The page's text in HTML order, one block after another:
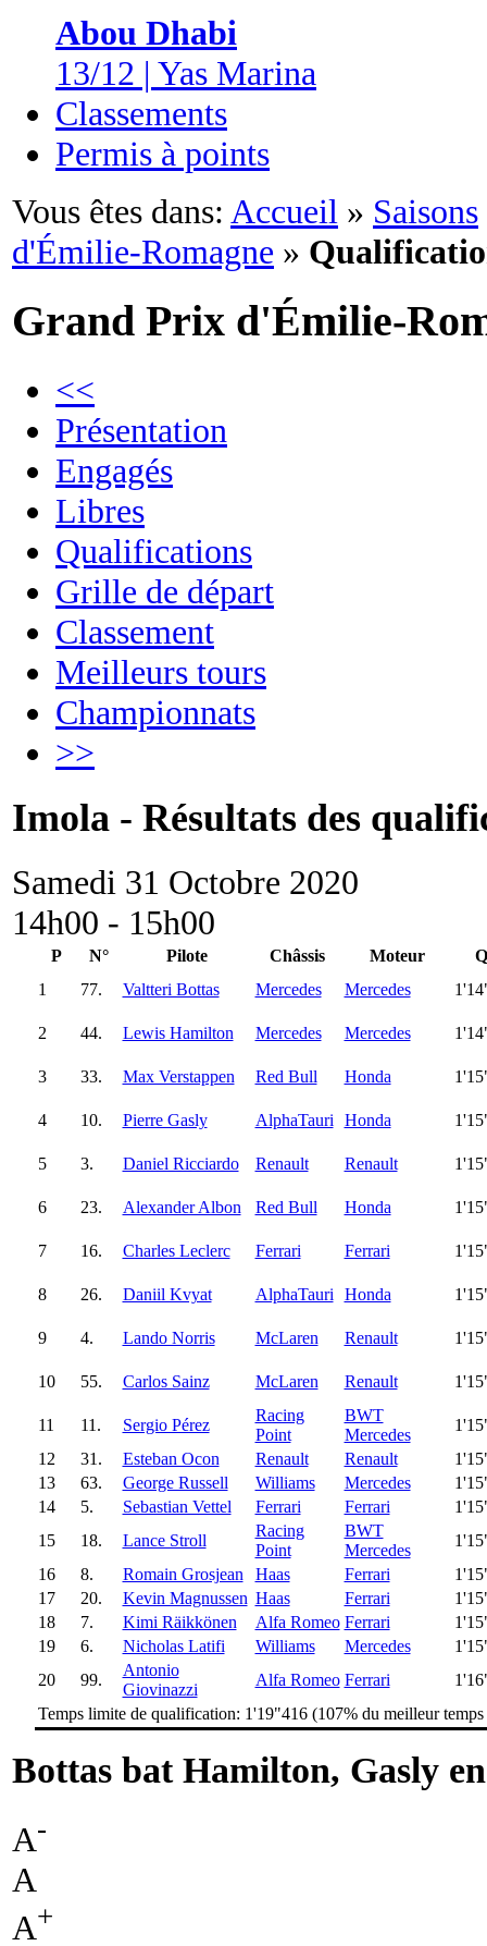
Abou Dhabi
13/12 | Yas Marina
Classements
Permis à points
Vous êtes dans: Accueil » Saisons
d'Émilie-Romagne »
Grand Prix d'Émilie-
<<
Présentation
Engagés
Libres
Qualifications
Grille de départ
Classement
Meilleurs tours
Championnats
>>
Imola - Résultats des
Samedi 31 Octobre 2020
14h00 - 15h00
P N° Pilote Châssis Moteur
1
77. Valtteri Bottas Mercedes Mercedes
2 44. Lewis Hamilton Mercedes Mercedes
3 33. Max Verstappen Red Bull Honda
4 10. Pierre Gasly AlphaTauri Honda
5 3. Daniel Ricciardo Renault Renault
6 23. Alexander Albon Red Bull Honda
7 16. Charles Leclerc Ferrari Ferrari
8 26. Daniil Kvyat AlphaTauri Honda
9 4. Lando Norris McLaren Renault
10 55. Carlos Sainz McLaren Renault
11 11. Sergio Pérez
Racing
Point
BWT
Mercedes
12
31. Esteban Ocon Renault Renault
13
63. George Russell Williams Mercedes
14
5. Sebastian Vettel Ferrari Ferrari
15
18. Lance Stroll
Racing
Point
BWT
Mercedes
16
8. Romain Grosjean Haas Ferrari
17
20. Kevin Magnussen Haas Ferrari
18
7. Kimi Räikkönen Alfa Romeo Ferrari
19
6. Nicholas Latifi Williams Mercedes
20
99.
Antonio
Giovinazzi
Alfa Romeo Ferrari
Temps limite de qualification: 1'19"416 (107% du meilleur
Bottas bat Hamilton, Gasly
A-
A
A+